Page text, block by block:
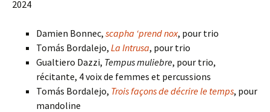
2024
Damien Bonnec, scapha ‘prend nox, pour trio
Tomás Bordalejo, La Intrusa, pour trio
Gualtiero Dazzi, Tempus muliebre, pour trio,
récitante, 4 voix de femmes et percussions
Tomás Bordalejo, Trois façons de décrire le temps, pour
mandoline